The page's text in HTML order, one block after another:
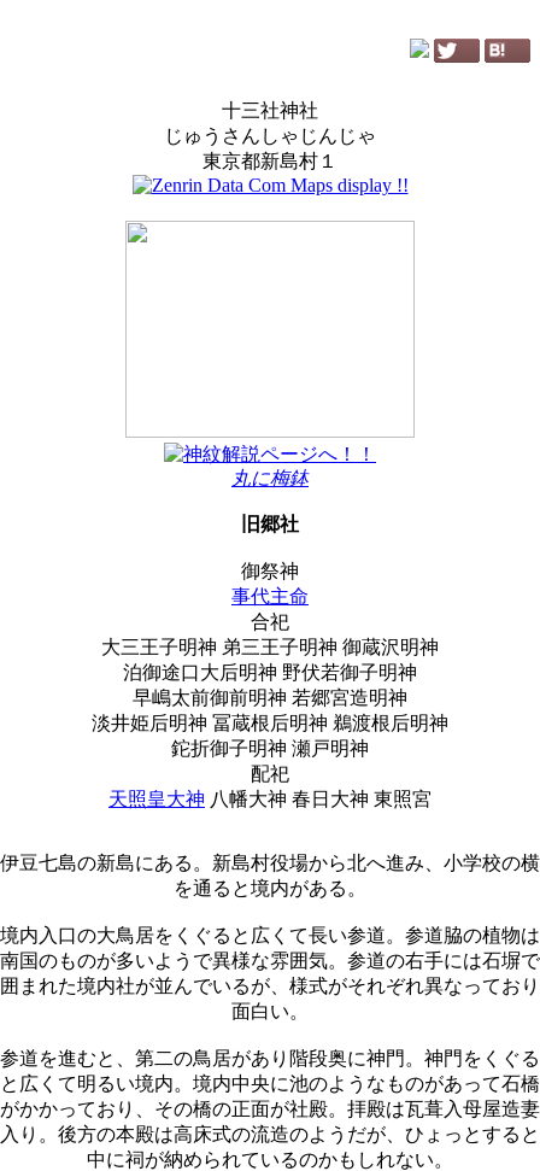
十三社神社
じゅうさんしゃじんじゃ
東京都新島村１
丸に梅鉢
旧郷社
御祭神
事代主命
合祀
大三王子明神 弟三王子明神 御蔵沢明神
泊御途口大后明神 野伏若御子明神
早嶋太前御前明神 若郷宮造明神
淡井姫后明神 冨蔵根后明神 鵜渡根后明神
鉈折御子明神 瀬戸明神
配祀
天照皇大神 八幡大神 春日大神 東照宮
伊豆七島の新島にある。新島村役場から北へ進み、小学校の横
を通ると境内がある。
境内入口の大鳥居をくぐると広くて長い参道。参道脇の植物は
南国のものが多いようで異様な雰囲気。参道の右手には石塀で
囲まれた境内社が並んでいるが、様式がそれぞれ異なっており
面白い。
参道を進むと、第二の鳥居があり階段奥に神門。神門をくぐる
と広くて明るい境内。境内中央に池のようなものがあって石橋
がかかっており、その橋の正面が社殿。拝殿は瓦葺入母屋造妻
入り。後方の本殿は高床式の流造のようだが、ひょっとすると
中に祠が納められているのかもしれない。